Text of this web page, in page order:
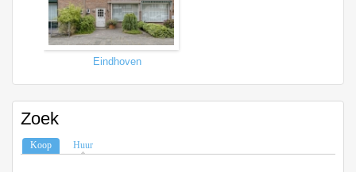
Eindhoven
Zoek
Koop (actieve tabblad)
Huur